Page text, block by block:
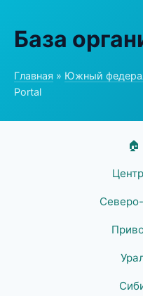
База
Главная » Южный
Portal
🏠